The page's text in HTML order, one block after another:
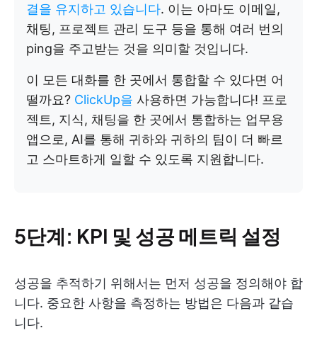
결을 유지하고 있습니다. 이는 아마도 이메일,
채팅, 프로젝트 관리 도구 등을 통해 여러 번의
ping을 주고받는 것을 의미할 것입니다.
이 모든 대화를 한 곳에서 통합할 수 있다면 어
떨까요? ClickUp을 사용하면 가능합니다! 프로
젝트, 지식, 채팅을 한 곳에서 통합하는 업무용
앱으로, AI를 통해 귀하와 귀하의 팀이 더 빠르
고 스마트하게 일할 수 있도록 지원합니다.
5단계: KPI 및 성공 메트릭 설정
성공을 추적하기 위해서는 먼저 성공을 정의해야 합
니다. 중요한 사항을 측정하는 방법은 다음과 같습
니다.